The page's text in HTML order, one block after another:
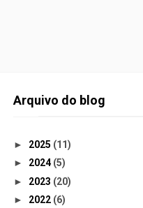
Arquivo do blog
► 2025 (11)
► 2024(5)
► 2023 (20)
► 2022 (6)